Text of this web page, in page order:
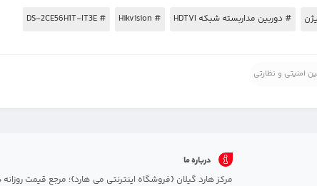
# دوربین مداربسته شبکه HDTVI # Hikvision
# DS-2CE56H1T-IT3E
امنیتی و نظارتی
درباره ما